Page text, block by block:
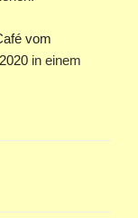
vom
in einem